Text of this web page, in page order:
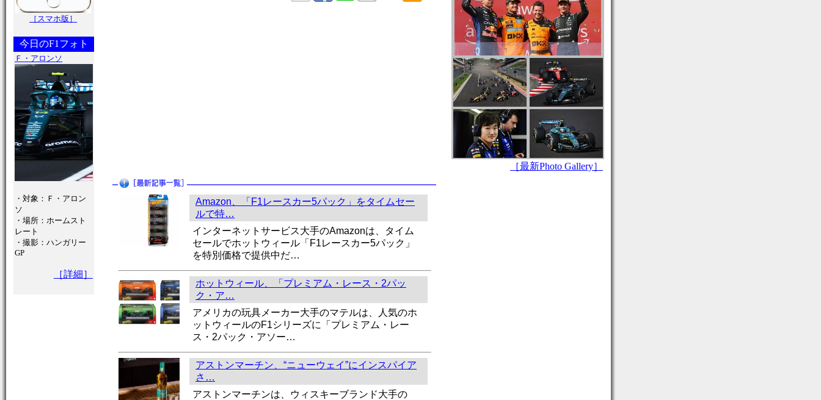
［スマホ版］
今日のF1フォト
Ｆ・アロンソ
・対象：Ｆ・アロン
ソ
・場所：ホームスト
レート
・撮影：ハンガリー
GP
［詳細］
Amazon、「F1レースカー5パック」をタイムセー
ルで特…
インターネットサービス大手のAmazonは、タイム
セールでホットウィール「F1レースカー5パック」
を特別価格で提供中だ…
ホットウィール、「プレミアム・レース・2パッ
ク・ア…
アメリカの玩具メーカー大手のマテルは、人気のホ
ットウィールのF1シリーズに「プレミアム・レー
ス・2パック・アソー…
アストンマーチン、“ニューウェイ”にインスパイア
さ…
アストンマーチンは、ウィスキーブランド大手の
［最新Photo Gallery］